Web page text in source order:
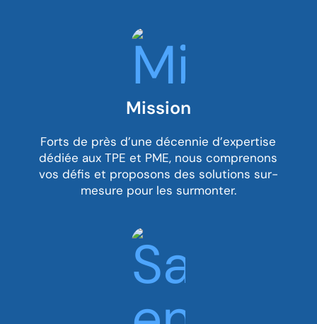
Mission
Forts de près d’une décennie d’expertise
dédiée aux TPE et PME, nous comprenons
vos défis et proposons des solutions sur-
mesure pour les surmonter.